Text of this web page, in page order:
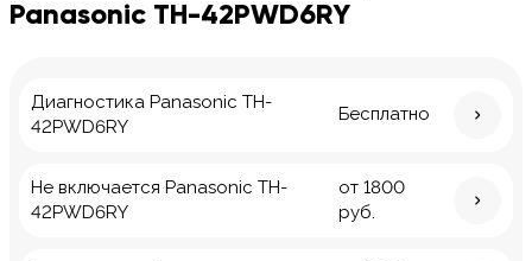
Panasonic TH-42PWD6RY
Диагностика Panasonic TH-
42PWD6RY
Бесплатно
Не включается Panasonic TH-
42PWD6RY
от 1800
руб.